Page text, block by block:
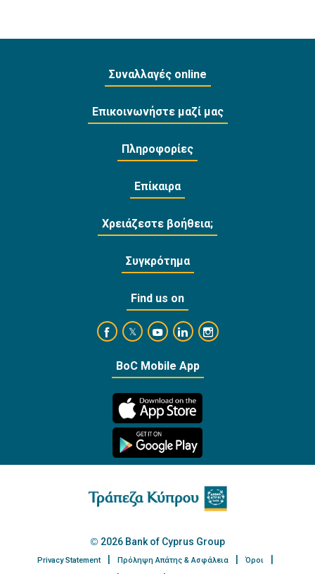
Συναλλαγές online
Επικοινωνήστε μαζί μας
Πληροφορίες
Επίκαιρα
Χρειάζεστε βοήθεια;
Συγκρότημα
Find us on
https://www.facebook.com/
https://twitter.com/bankofcyprus_
https://www.youtube.com/user/
https://www.linkedin.com/
https://
BoC Mobile App
2026 Bank of Cyprus Group
Privacy Statement Πρόληψη Απάτης & Ασφάλεια Όροι